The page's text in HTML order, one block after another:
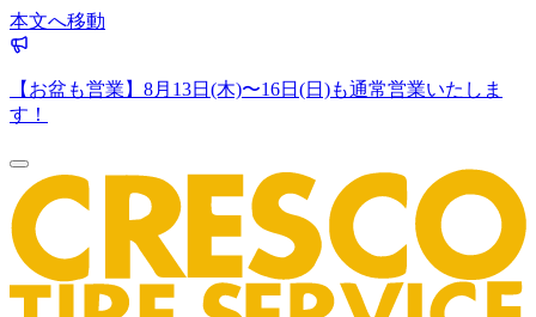
本文へ移動
【お盆も営業】8月13日(木)〜16日(日)も通常営業いたしま
す！